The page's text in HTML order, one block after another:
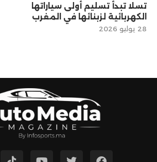
تسلا تبدأ تسليم أولى سياراتها
الكهربائية لزبنائها في المغرب
28 يوليو 2026